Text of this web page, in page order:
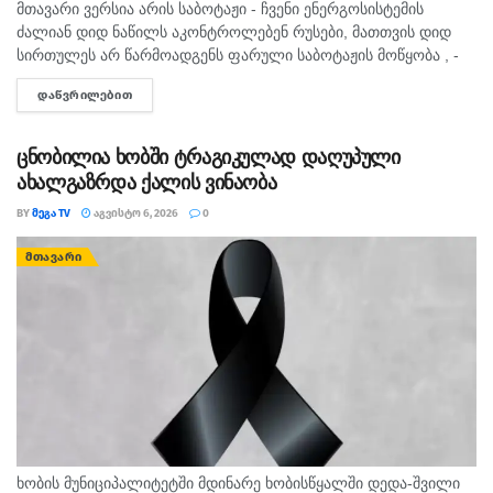
მთავარი ვერსია არის საბოტაჟი - ჩვენი ენერგოსისტემის
ძალიან დიდ ნაწილს აკონტროლებენ რუსები, მათთვის დიდ
სირთულეს არ წარმოადგენს ფარული საბოტაჟის მოწყობა , -
ამის შესახებ ანალიტიკოსმა გია ხუხაშვილმა „პალიტრანიუსის“
გადაცემაში „360...
ᲓᲐᲬᲕᲠᲘᲚᲔᲑᲘᲗ
ცნობილია ხობში ტრაგიკულად დაღუპული
ახალგაზრდა ქალის ვინაობა
BYᲛᲔᲒᲐ TV ᲐᲒᲕᲘᲡᲢᲝ 6, 2026 0
ᲛᲗᲐᲕᲐᲠᲘ
ხო­ბის მუ­ნი­ცი­პა­ლი­ტეტ­ში მდი­ნა­რე ხო­ბის­წყალ­ში დედა-შვი­ლი